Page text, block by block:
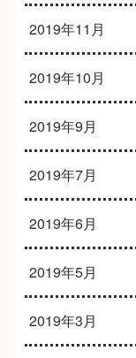
2019年11月
2019年10月
2019年9月
2019年7月
2019年6月
2019年5月
2019年3月